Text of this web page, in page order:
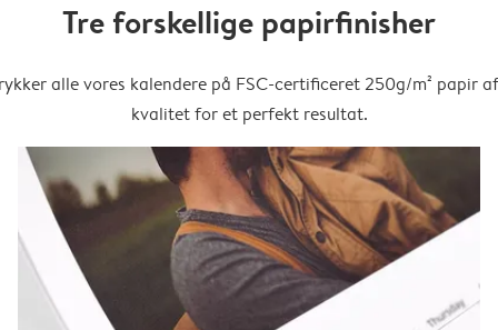
Tre forskellige papirfinisher
alle vores kalendere på FSC-certificeret 250g/m² papir
kvalitet for et perfekt resultat.